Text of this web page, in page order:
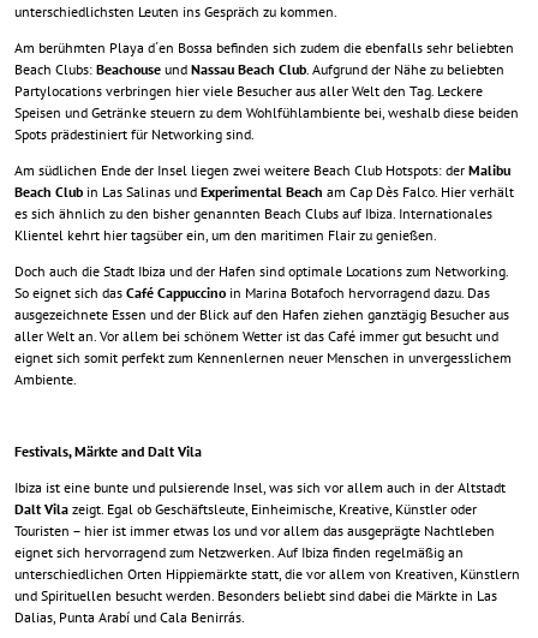
unterschiedlichsten Leuten ins Gespräch zu kommen.
Am berühmten Playa d´en Bossa befinden sich zudem die ebenfalls sehr beliebten
Beach Clubs: Beachouse und Nassau Beach Club . Aufgrund der Nähe zu beliebten
Partylocations verbringen hier viele Besucher aus aller Welt den Tag. Leckere
Speisen und Getränke steuern zu dem Wohlfühlambiente bei, weshalb diese beiden
Spots prädestiniert für Networking sind.
Am südlichen Ende der Insel liegen zwei weitere Beach Club Hotspots: der Malibu
Beach Club in Las Salinas und Experimental Beach am Cap Dès Falco. Hier verhält
es sich ähnlich zu den bisher genannten Beach Clubs auf Ibiza. Internationales
Klientel kehrt hier tagsüber ein, um den maritimen Flair zu genießen.
Doch auch die Stadt Ibiza und der Hafen sind optimale Locations zum Networking.
So eignet sich das Café Cappuccino in Marina Botafoch hervorragend dazu. Das
ausgezeichnete Essen und der Blick auf den Hafen ziehen ganztägig Besucher aus
aller Welt an. Vor allem bei schönem Wetter ist das Café immer gut besucht und
eignet sich somit perfekt zum Kennenlernen neuer Menschen in unvergesslichem
Ambiente.
Festivals, Märkte and Dalt Vila
Ibiza ist eine bunte und pulsierende Insel, was sich vor allem auch in der Altstadt
Dalt Vila zeigt. Egal ob Geschäftsleute, Einheimische, Kreative, Künstler oder
Touristen – hier ist immer etwas los und vor allem das ausgeprägte Nachtleben
eignet sich hervorragend zum Netzwerken. Auf Ibiza finden regelmäßig an
unterschiedlichen Orten Hippiemärkte statt, die vor allem von Kreativen, Künstlern
und Spirituellen besucht werden. Besonders beliebt sind dabei die Märkte in Las
Dalias, Punta Arabí und Cala Benirrás.